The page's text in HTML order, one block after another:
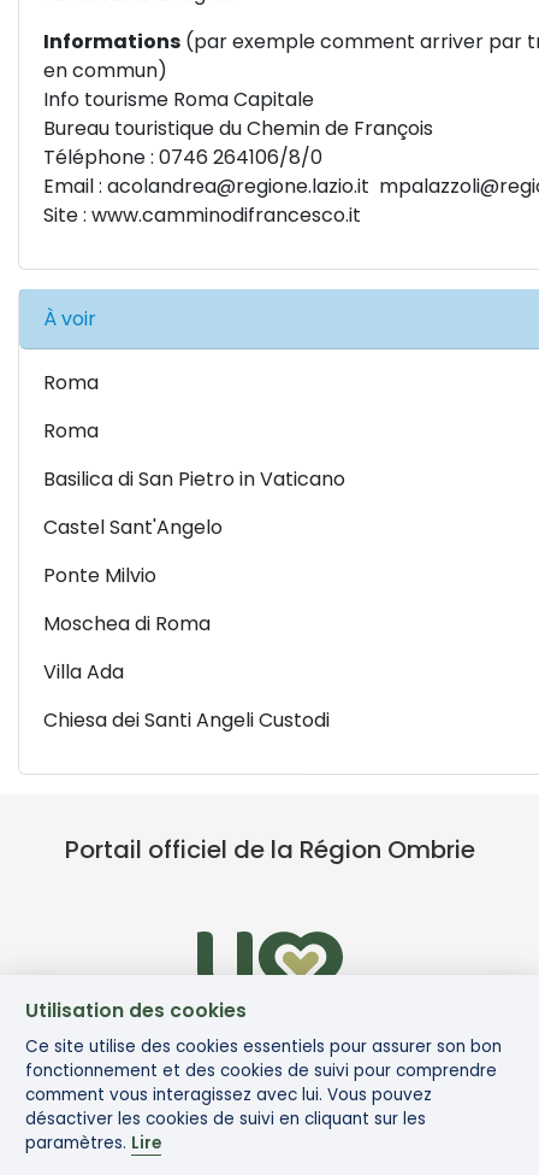
Informations (par exemple comment arriver par
en commun)
Info tourisme Roma Capitale
Bureau touristique du Chemin de François
Téléphone : 0746 264106/8/0
Email : acolandrea@regione.lazio.it
Site : www.camminodifrancesco.it
À voir
Roma
Roma
Basilica di San Pietro in Vaticano
Castel Sant'Angelo
Ponte Milvio
Moschea di Roma
Villa Ada
Chiesa dei Santi Angeli Custodi
Portail officiel de la Région Ombrie
Utilisation des cookies
Ce site utilise des cookies essentiels pour assurer son bon
fonctionnement et des cookies de suivi pour comprendre
comment vous interagissez avec lui. Vous pouvez
désactiver les cookies de suivi en cliquant sur les
paramètres. Lire